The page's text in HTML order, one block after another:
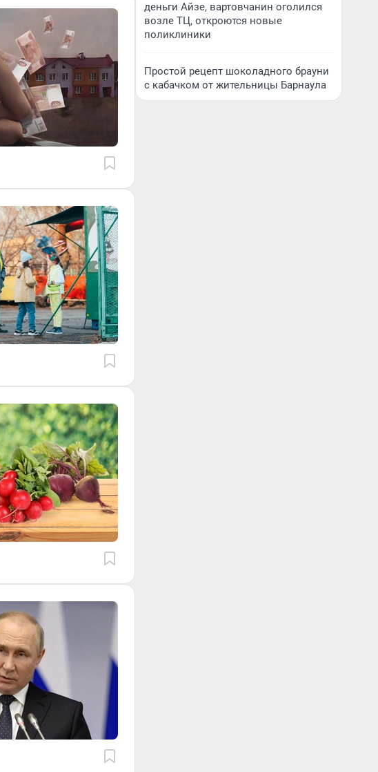
деньги Айзе, вартовчанин оголился
возле ТЦ, откроются новые
поликлиники
Простой рецепт шоколадного брауни
с кабачком от жительницы Барнаула